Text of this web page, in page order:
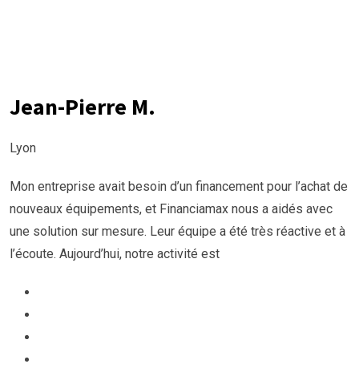
Jean-Pierre M.
Lyon
Mon entreprise avait besoin d’un financement pour l’achat de
nouveaux équipements, et Financiamax nous a aidés avec
une solution sur mesure. Leur équipe a été très réactive et à
l’écoute. Aujourd’hui, notre activité est